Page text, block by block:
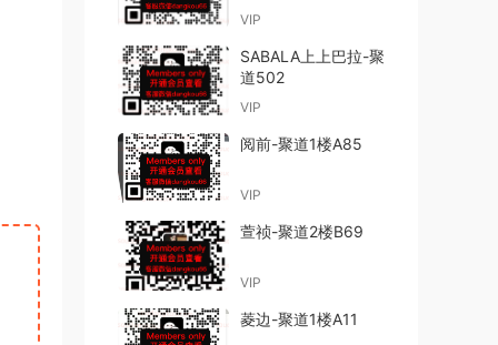
VIP
SABALA上上巴拉-聚
道502
VIP
阅前-聚道1楼A85
VIP
萱祯-聚道2楼B69
VIP
菱边-聚道1楼A11